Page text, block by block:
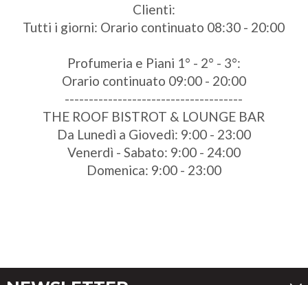
Clienti:
Tutti i giorni: Orario continuato 08:30 - 20:00
Profumeria e Piani 1° - 2° - 3°:
Orario continuato 09:00 - 20:00
-------------------------------------
THE ROOF BISTROT & LOUNGE BAR
Da Lunedì a Giovedì: 9:00 - 23:00
Venerdì - Sabato: 9:00 - 24:00
Domenica: 9:00 - 23:00